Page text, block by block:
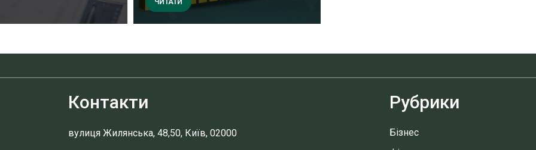
ЧИТАТИ
Контакти
вулиця Жилянська, 48,50, Київ, 02000
Рубрики
Бізнес